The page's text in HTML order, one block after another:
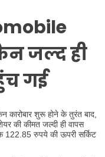
जल्द ही
गई
कारोबार शुरू होने के तुरंत बाद,
की कीमत जल्दी ही वापस
122.85 रुपये की ऊपरी सर्किट